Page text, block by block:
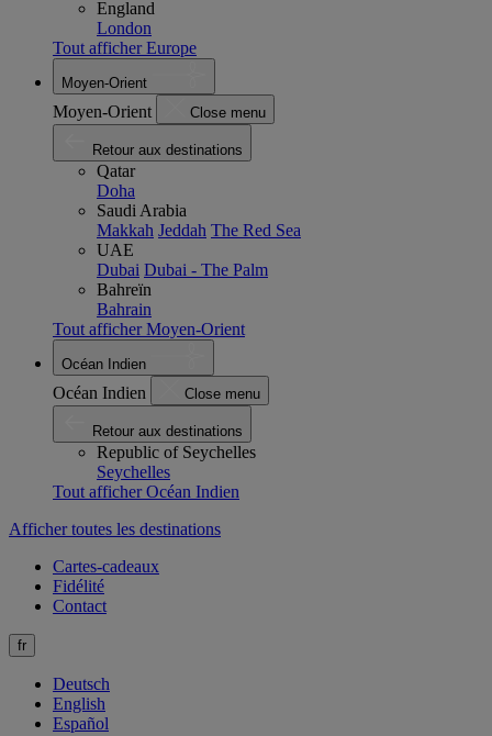
England
London
Tout afficher Europe
Moyen-Orient
Moyen-Orient Close menu
Retour aux destinations
Qatar
Doha
Saudi Arabia
Makkah Jeddah The Red Sea
UAE
Dubai Dubai - The Palm
Bahreïn
Bahrain
Tout afficher Moyen-Orient
Océan Indien
Océan Indien Close menu
Retour aux destinations
Republic of Seychelles
Seychelles
Tout afficher Océan Indien
Afficher toutes les destinations
Cartes-cadeaux
Fidélité
Contact
fr
Deutsch
English
Español